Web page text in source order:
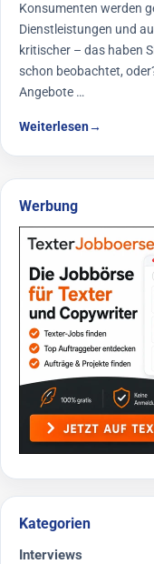
Konsumenten werden
Dienstleistungen und
kritischer – das haben
schon beobachtet,
Angebote …
Weiterlesen→
Werbung
Kategorien
Interviews